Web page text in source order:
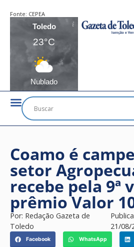
Fonte: CEPEA
Toledo
23°C
Nublado
Coamo é
setor
recebe pela 9ª
prêmio Valor
Por: Redação Gazeta de
Toledo
21/08/
Facebook WhatsApp